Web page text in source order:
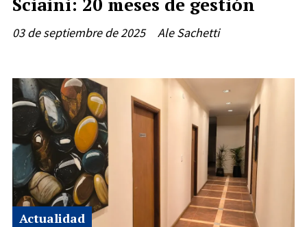
Ale Sachetti
03 de septiembre de 2025
Actualidad